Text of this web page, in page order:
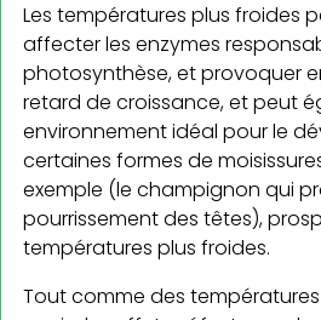
Les températures plus froides
affecter les enzymes
photosynthèse, et provoquer
retard de croissance, et peut
environnement idéal pour le
certaines formes de
exemple (le champignon qui
pourrissement des têtes),
températures plus froides.
Tout comme des